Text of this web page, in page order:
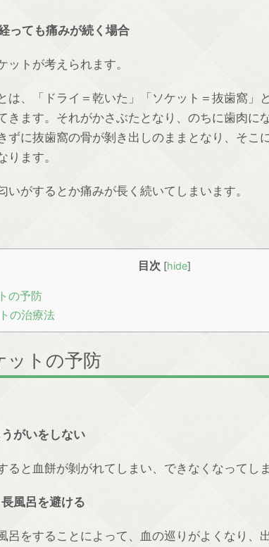
っても痛みが続く場合
ットが考えられます。
は、「ドライ＝乾いた」「ソケット＝抜歯窩」
きます。それがかさぶたとなり、のちに歯肉に
ずに抜歯窩の骨が剝き出しのままとなり、そこ
ります。
いがするとか痛みが長く続いてしまいます。
目次 [hide]
の予防
の治療法
ットの予防
がいをしない
ると血餅が剝がれてしまい、できなくなってしま
風呂を避ける
呂をすることによって、血の巡りがよくなり、